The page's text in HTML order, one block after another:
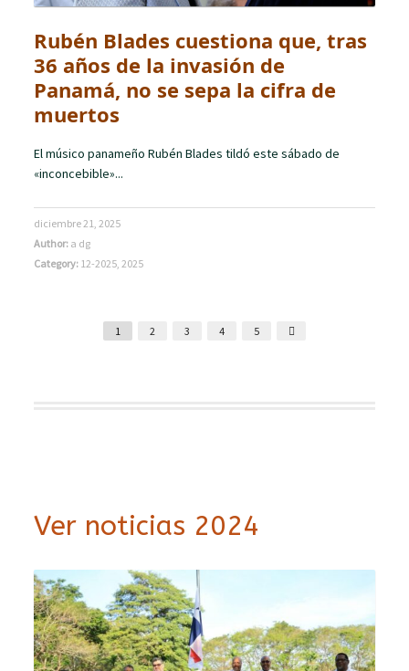
Rubén Blades cuestiona que, tras
36 años de la invasión de
Panamá, no se sepa la cifra de
muertos
El músico panameño Rubén Blades tildó este sábado de
«inconcebible»...
diciembre 21, 2025
Author: a dg
Category: 12-2025,2025
1 2 3 4 5
Ver noticias 2024